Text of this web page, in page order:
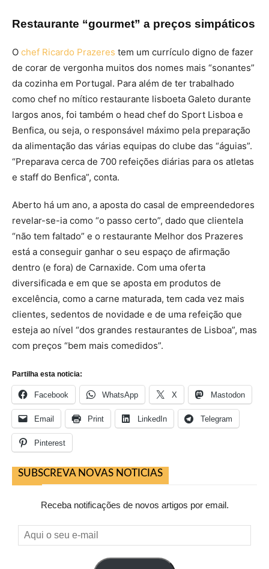
Restaurante “gourmet” a preços simpáticos
O chef Ricardo Prazeres tem um currículo digno de fazer
de corar de vergonha muitos dos nomes mais “sonantes”
da cozinha em Portugal. Para além de ter trabalhado
como chef no mítico restaurante lisboeta Galeto durante
largos anos, foi também o head chef do Sport Lisboa e
Benfica, ou seja, o responsável máximo pela preparação
da alimentação das várias equipas do clube das “águias”.
“Preparava cerca de 700 refeições diárias para os atletas
e staff do Benfica”, conta.
Aberto há um ano, a aposta do casal de empreendedores
revelar-se-ia como “o passo certo”, dado que clientela
“não tem faltado” e o restaurante Melhor dos Prazeres
está a conseguir ganhar o seu espaço de afirmação
dentro (e fora) de Carnaxide. Com uma oferta
diversificada e em que se aposta em produtos de
excelência, como a carne maturada, tem cada vez mais
clientes, sedentos de novidade e de uma refeição que
esteja ao nível “dos grandes restaurantes de Lisboa”, mas
com preços “bem mais comedidos”.
Partilha esta noticia:
Facebook WhatsApp X Mastodon
Email Print LinkedIn Telegram
Pinterest
SUBSCREVA NOVAS NOTICIAS
Receba notificações de novos artigos por email.
Aqui
o